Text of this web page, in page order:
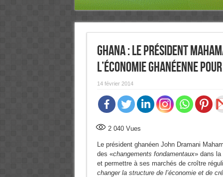
Ghana : Le président
l’économie ghanéenne
14 février 2014
2 040Vues
Le président ghanéen John Dramani
des «changements fondamentaux» dans la
et permettre à ses marchés de croître
changer la structure de l’économie et de